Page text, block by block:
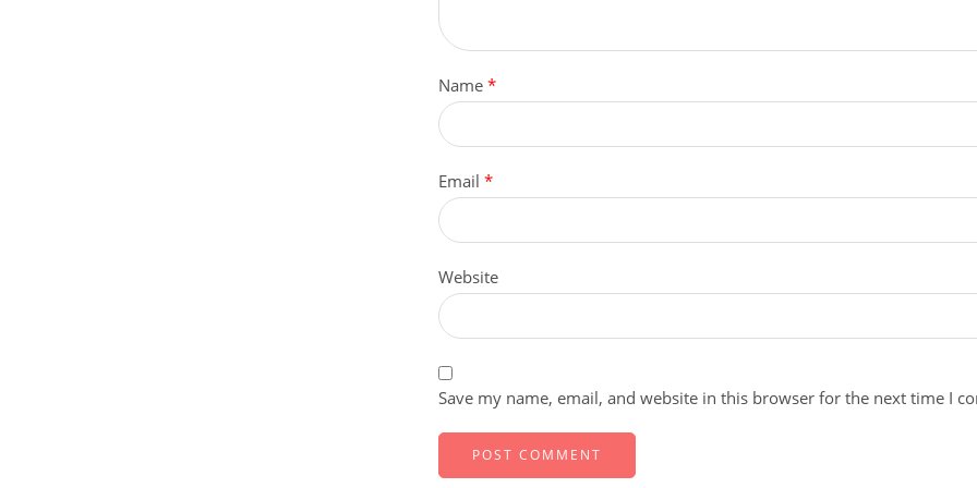
Name *
Email *
Website
Save my name, email, and website in this browser for the next time I